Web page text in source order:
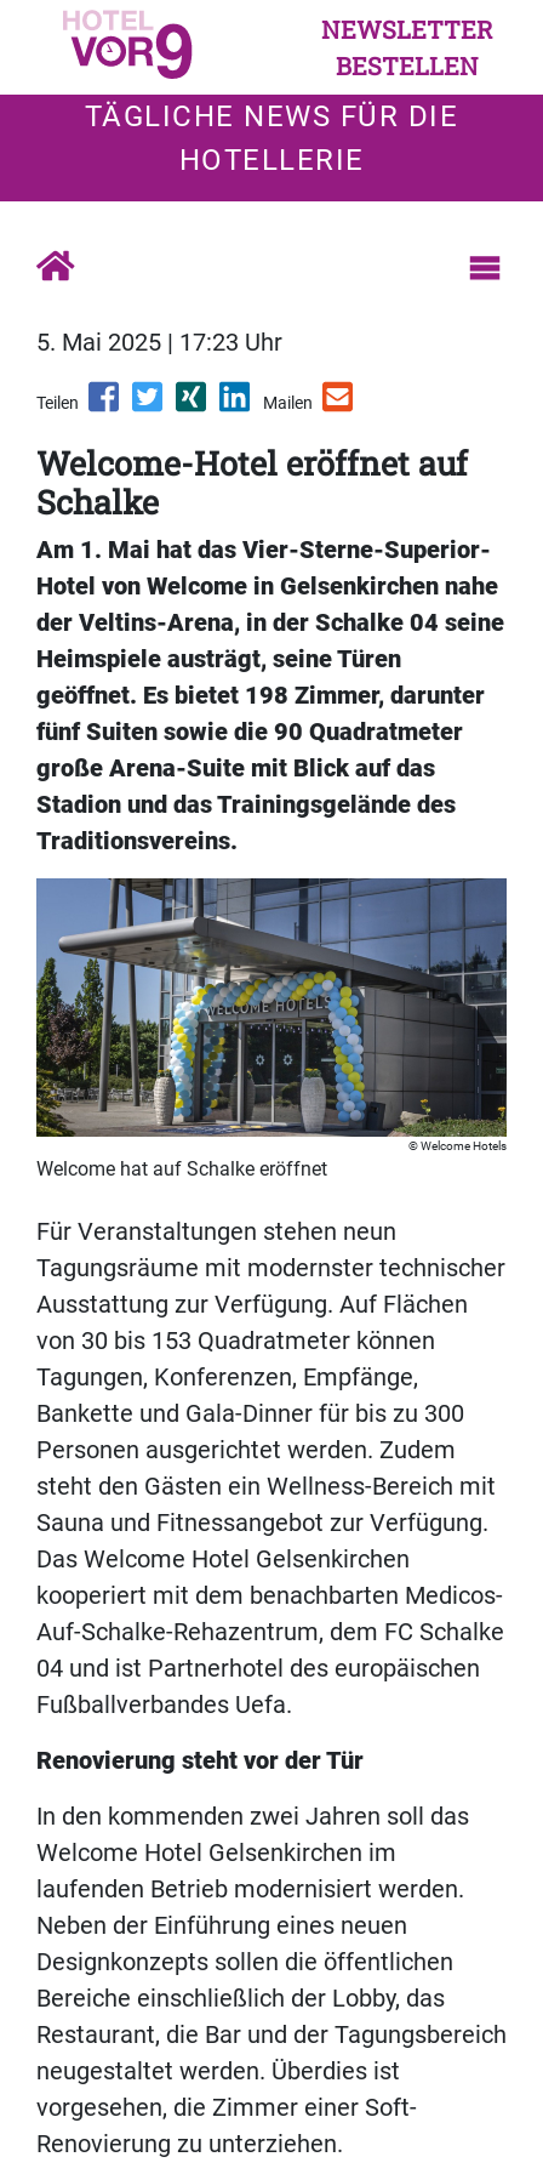
NEWSLETTER
BESTELLEN
TÄGLICHE NEWS FÜR DIE
HOTELLERIE
5. Mai 2025 | 17:23 Uhr
Teilen Mailen
Welcome-Hotel eröffnet auf
Schalke
Am 1. Mai hat das Vier-Sterne-Superior-
Hotel von Welcome in Gelsenkirchen nahe
der Veltins-Arena, in der Schalke 04 seine
Heimspiele austrägt, seine Türen
geöffnet. Es bietet 198 Zimmer, darunter
fünf Suiten sowie die 90 Quadratmeter
große Arena-Suite mit Blick auf das
Stadion und das Trainingsgelände des
Traditionsvereins.
Welcome Hotels
Welcome hat auf Schalke eröffnet
Für Veranstaltungen stehen neun
Tagungsräume mit modernster technischer
Ausstattung zur Verfügung. Auf Flächen
von 30 bis 153 Quadratmeter können
Tagungen, Konferenzen, Empfänge,
Bankette und Gala-Dinner für bis zu 300
Personen ausgerichtet werden. Zudem
steht den Gästen ein Wellness-Bereich mit
Sauna und Fitnessangebot zur Verfügung.
Das Welcome Hotel Gelsenkirchen
kooperiert mit dem benachbarten Medicos-
Auf-Schalke-Rehazentrum, dem FC Schalke
04 und ist Partnerhotel des europäischen
Fußballverbandes Uefa.
Renovierung steht vor der Tür
In den kommenden zwei Jahren soll das
Welcome Hotel Gelsenkirchen im
laufenden Betrieb modernisiert werden.
Neben der Einführung eines neuen
Designkonzepts sollen die öffentlichen
Bereiche einschließlich der Lobby, das
Restaurant, die Bar und der Tagungsbereich
neugestaltet werden. Überdies ist
vorgesehen, die Zimmer einer Soft-
Renovierung zu unterziehen.